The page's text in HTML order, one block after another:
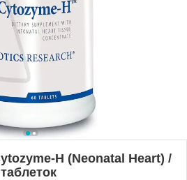
H (Neonatal Heart) /